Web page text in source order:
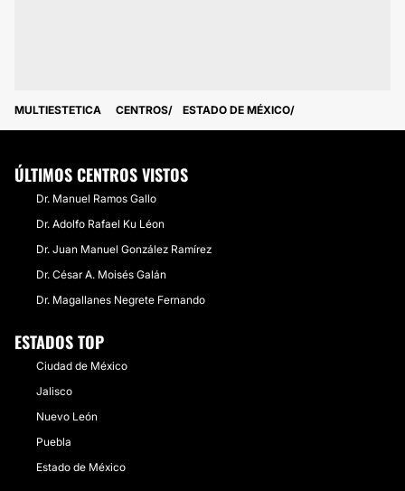
MULTIESTETICA CENTROS ESTADO DE MÉXICO
ÚLTIMOS CENTROS VISTOS
Dr. Manuel Ramos Gallo
Dr. Adolfo Rafael Ku Léon
Dr. Juan Manuel González Ramírez
Dr. César A. Moisés Galán
Dr. Magallanes Negrete Fernando
ESTADOS TOP
Ciudad de México
Jalisco
Nuevo León
Puebla
Estado de México